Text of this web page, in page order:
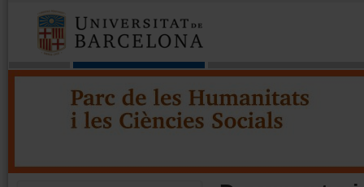
Parc de les Humanitats i les